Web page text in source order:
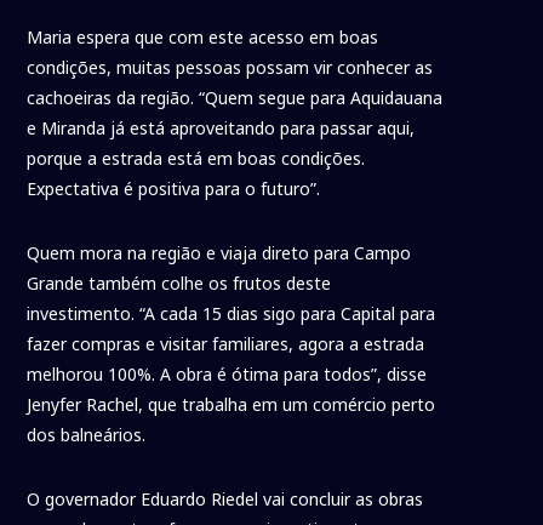
Maria espera que com este acesso em boas
condições, muitas pessoas possam vir conhecer as
cachoeiras da região. “Quem segue para Aquidauana
e Miranda já está aproveitando para passar aqui,
porque a estrada está em boas condições.
Expectativa é positiva para o futuro”.
Quem mora na região e viaja direto para Campo
Grande também colhe os frutos deste
investimento. “A cada 15 dias sigo para Capital para
fazer compras e visitar familiares, agora a estrada
melhorou 100%. A obra é ótima para todos”, disse
Jenyfer Rachel, que trabalha em um comércio perto
dos balneários.
O governador Eduardo Riedel vai concluir as obras